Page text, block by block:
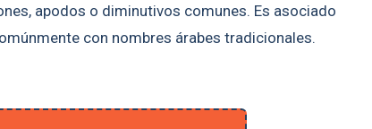
apodos o diminutivos comunes. Es asociado
con nombres árabes tradicionales.